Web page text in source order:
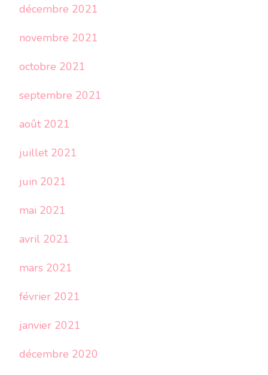
décembre 2021
novembre 2021
octobre 2021
septembre 2021
août 2021
juillet 2021
juin 2021
mai 2021
avril 2021
mars 2021
février 2021
janvier 2021
décembre 2020